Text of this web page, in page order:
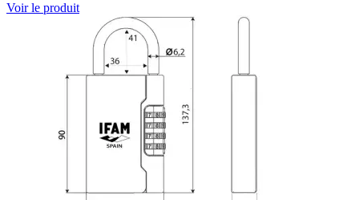
Voir le produit